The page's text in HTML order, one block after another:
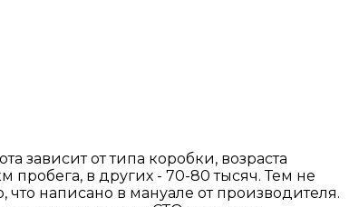
зависит от типа коробки, возраста
пробега, в других - 70-80 тысяч. Тем не
написано в мануале от производителя.